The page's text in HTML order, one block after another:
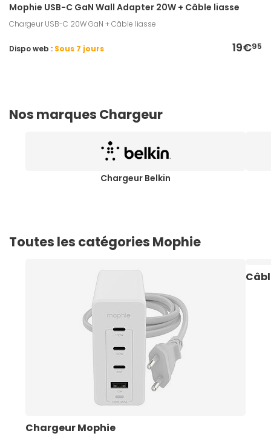
Mophie USB-C GaN Wall Adapter 20W + Câble liasse
Chargeur USB-C 20W GaN + Câble liasse
19€95
Dispo web : Sous 7 jours
Nos marques Chargeur
Chargeur Belkin
Toutes les catégories Mophie
Chargeur Mophie